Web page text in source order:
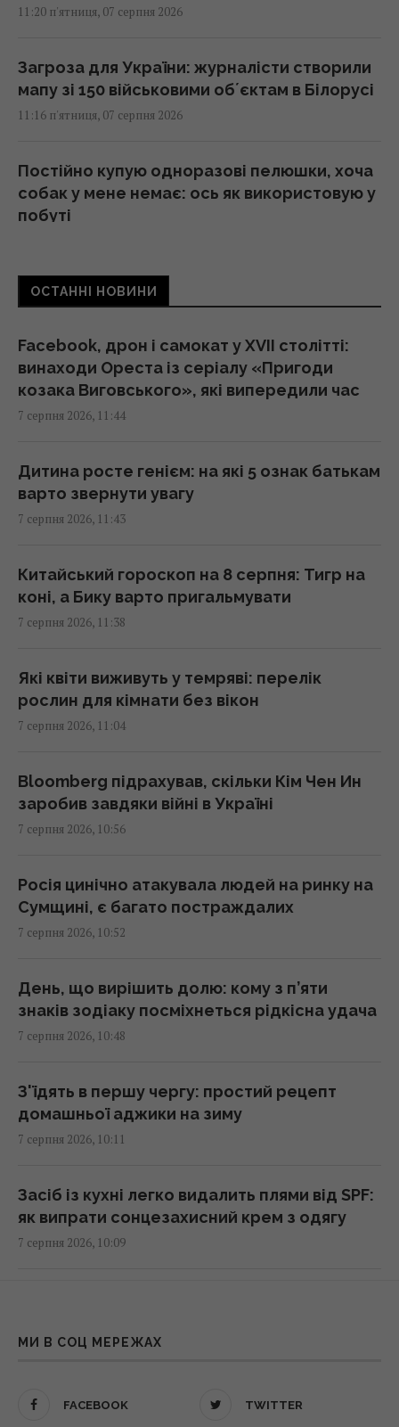
11:20 п'ятниця, 07 серпня 2026
Загроза для України: журналісти створили
мапу зі 150 військовими обʼєктам в Білорусі
11:16 п'ятниця, 07 серпня 2026
Постійно купую одноразові пелюшки, хоча
собак у мене немає: ось як використовую у
побуті
Світу загрожує дефіцит важливого
Європі
11:10 п'ятниця, 07 серпня 2026
Дантес показався з новою коханою (фото)
Жирна ціль: у Криму знищено російський
комплекс за $15 млн (відео)
Адвокат поставив під сумнів
неупередженість антикорупційної
10:59 п'ятниця, 07 серпня 2026
Загроза – балістика: чи можна знищити
10:54 п'ятниця, 07 серпня 2026
Як часто слід міняти зубну щітку:
10:52 п'ятниця, 07 серпня 2026
Ціни зростають як на дріжджах: стало
найбільше
10:44 п'ятниця, 07 серпня 2026
опубліковано рейтинг
10:40 п'ятниця, 07 серпня 2026
найвищим вмістом білка
10:30 п'ятниця, 07 серпня 2026
названо аеропорти, які під найбільшим
ОСТАННІ НОВИНИ
Facebook, дрон і самокат у XVII столітті:
винаходи Ореста із серіалу «Пригоди
козака Виговського», які випередили час
7 серпня 2026, 11:44
Дитина росте генієм: на які 5 ознак батькам
варто звернути увагу
7 серпня 2026, 11:43
Китайський гороскоп на 8 серпня: Тигр на
коні, а Бику варто пригальмувати
7 серпня 2026, 11:38
Які квіти виживуть у темряві: перелік
рослин для кімнати без вікон
7 серпня 2026, 11:04
Bloomberg підрахував, скільки Кім Чен Ин
заробив завдяки війні в Україні
7 серпня 2026, 10:56
Росія цинічно атакувала людей на ринку на
Сумщині, є багато постраждалих
7 серпня 2026, 10:52
День, що вирішить долю: кому з п’яти
знаків зодіаку посміхнеться рідкісна удача
7 серпня 2026, 10:48
З'їдять в першу чергу: простий рецепт
домашньої аджики на зиму
7 серпня 2026, 10:11
Засіб із кухні легко видалить плями від SPF:
як випрати сонцезахисний крем з одягу
7 серпня 2026, 10:09
7 серпня 2026, 09:53
Гороскоп на завтра, 8 серпня: Тельцям -
МИ В СОЦ МЕРЕЖАХ
FACEBOOK TWITTER